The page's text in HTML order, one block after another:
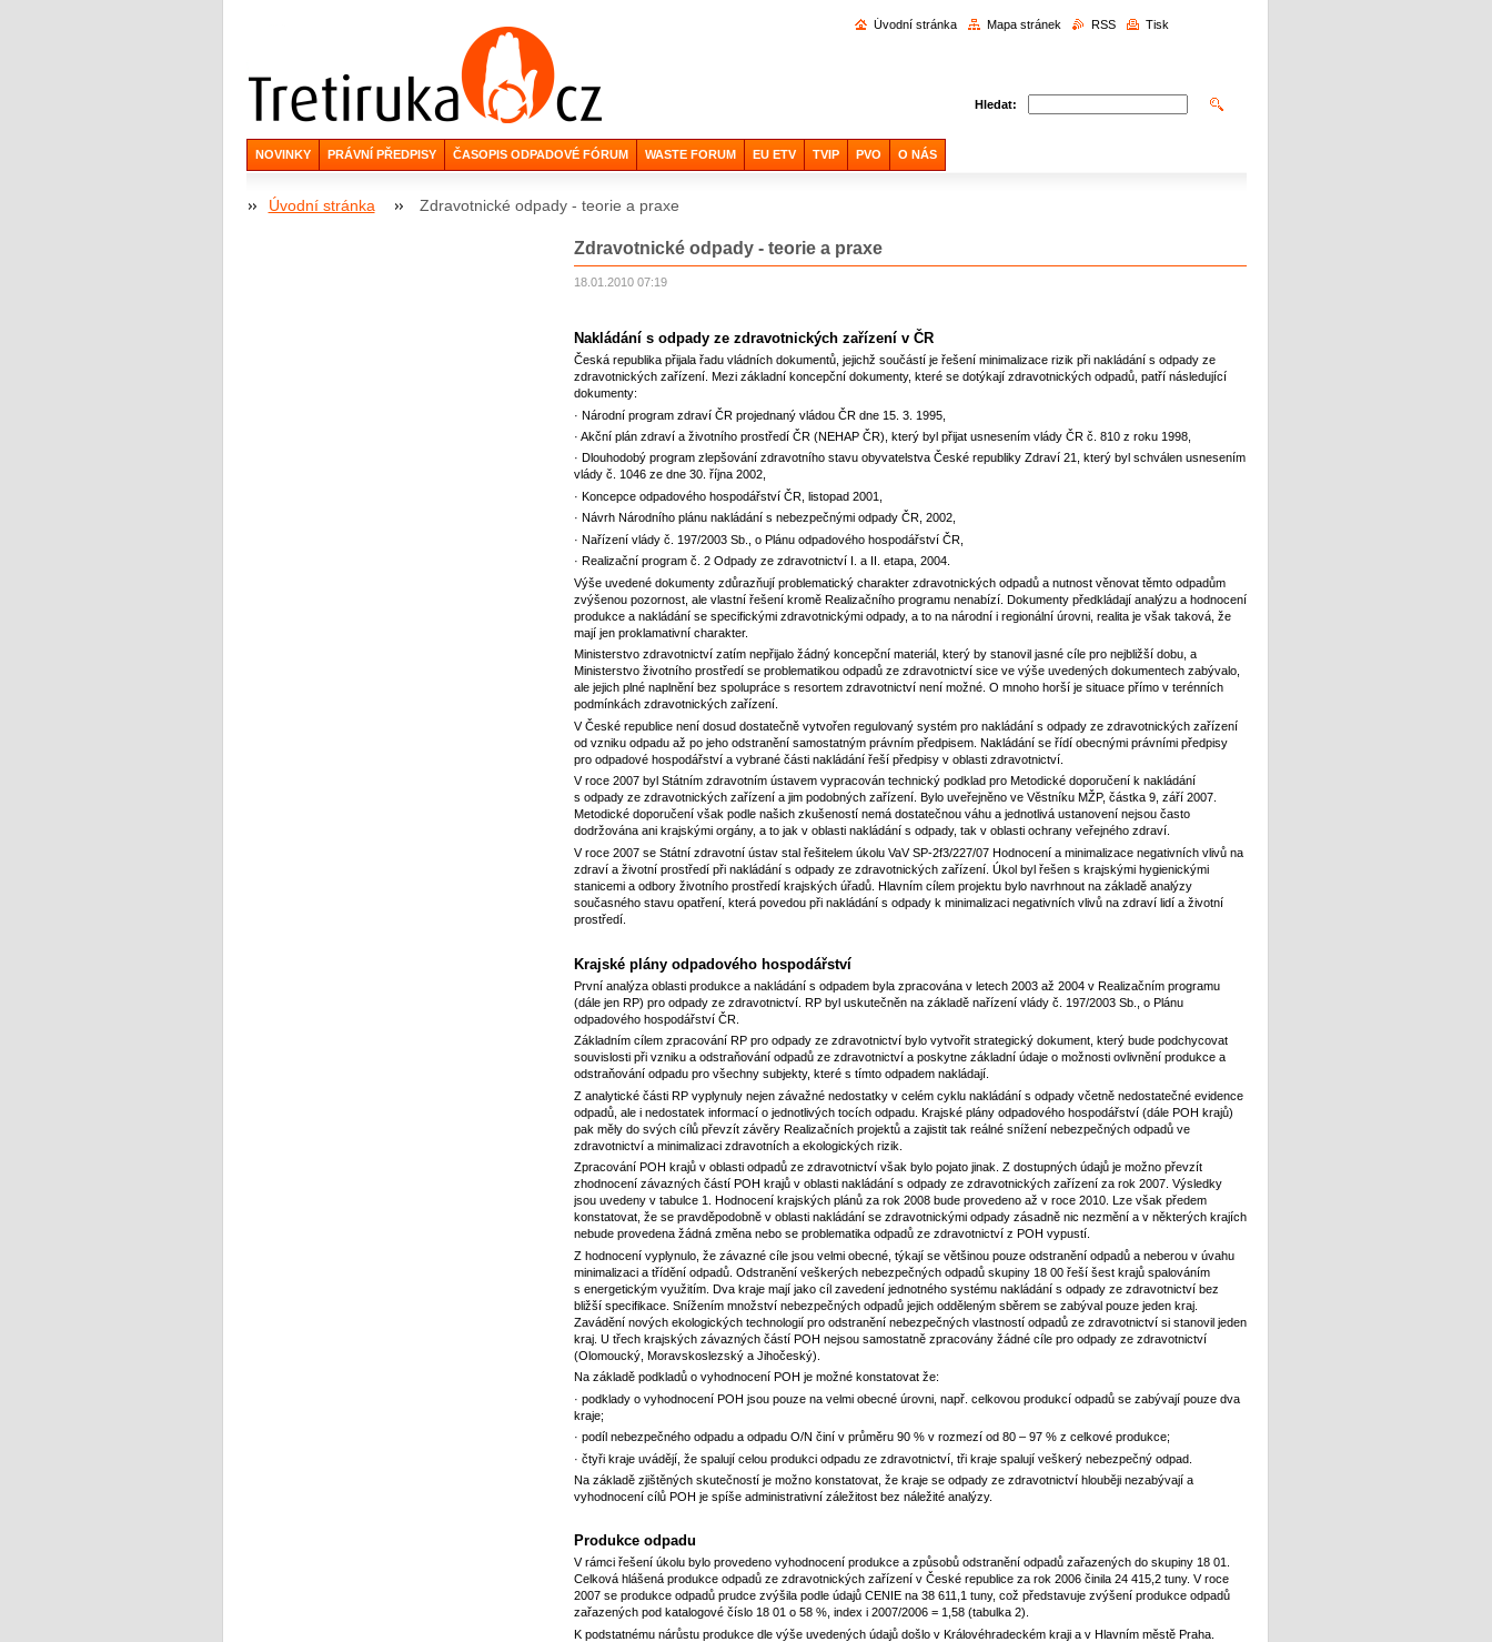
Hledat:
Úvodní stránka Mapa stránek RSS Tisk
NOVINKY PRÁVNÍ PŘEDPISY ČASOPIS ODPADOVÉ FÓRUM WASTE FORUM EU ETV TVIP PVO O NÁS
Úvodní stránka Zdravotnické odpady - teorie a praxe
Zdravotnické odpady - teorie a praxe
18.01.2010 07:19
Nakládání s odpady ze zdravotnických zařízení v ČR
Česká republika přijala řadu vládních dokumentů, jejichž součástí je řešení minimalizace rizik při nakládání s odpady ze
zdravotnických zařízení. Mezi základní koncepční dokumenty, které se dotýkají zdravotnických odpadů, patří následující
dokumenty:
· Národní program zdraví ČR projednaný vládou ČR dne 15. 3. 1995,
· Akční plán zdraví a životního prostředí ČR (NEHAP ČR), který byl přijat usnesením vlády ČR č. 810 z roku 1998,
· Dlouhodobý program zlepšování zdravotního stavu obyvatelstva České republiky Zdraví 21, který byl schválen usnesením
vlády č. 1046 ze dne 30. října 2002,
· Koncepce odpadového hospodářství ČR, listopad 2001,
· Návrh Národního plánu nakládání s nebezpečnými odpady ČR, 2002,
· Nařízení vlády č. 197/2003 Sb., o Plánu odpadového hospodářství ČR,
· Realizační program č. 2 Odpady ze zdravotnictví I. a II. etapa, 2004.
Výše uvedené dokumenty zdůrazňují problematický charakter zdravotnických odpadů a nutnost věnovat těmto odpadům
zvýšenou pozornost, ale vlastní řešení kromě Realizačního programu nenabízí. Dokumenty předkládají analýzu a hodnocení
produkce a nakládání se specifickými zdravotnickými odpady, a to na národní i regionální úrovni, realita je však taková, že
mají jen proklamativní charakter.
Ministerstvo zdravotnictví zatím nepřijalo žádný koncepční materiál, který by stanovil jasné cíle pro nejbližší dobu, a
Ministerstvo životního prostředí se problematikou odpadů ze zdravotnictví sice ve výše uvedených dokumentech zabývalo,
ale jejich plné naplnění bez spolupráce s resortem zdravotnictví není možné. O mnoho horší je situace přímo v terénních
podmínkách zdravotnických zařízení.
V České republice není dosud dostatečně vytvořen regulovaný systém pro nakládání s odpady ze zdravotnických zařízení
od vzniku odpadu až po jeho odstranění samostatným právním předpisem. Nakládání se řídí obecnými právními předpisy
pro odpadové hospodářství a vybrané části nakládání řeší předpisy v oblasti zdravotnictví.
V roce 2007 byl Státním zdravotním ústavem vypracován technický podklad pro Metodické doporučení k nakládání
s odpady ze zdravotnických zařízení a jim podobných zařízení. Bylo uveřejněno ve Věstníku MŽP, částka 9, září 2007.
Metodické doporučení však podle našich zkušeností nemá dostatečnou váhu a jednotlivá ustanovení nejsou často
dodržována ani krajskými orgány, a to jak v oblasti nakládání s odpady, tak v oblasti ochrany veřejného zdraví.
V roce 2007 se Státní zdravotní ústav stal řešitelem úkolu VaV SP-2f3/227/07 Hodnocení a minimalizace negativních vlivů na
zdraví a životní prostředí při nakládání s odpady ze zdravotnických zařízení. Úkol byl řešen s krajskými hygienickými
stanicemi a odbory životního prostředí krajských úřadů. Hlavním cílem projektu bylo navrhnout na základě analýzy
současného stavu opatření, která povedou při nakládání s odpady k minimalizaci negativních vlivů na zdraví lidí a životní
prostředí.
Krajské plány odpadového hospodářství
První analýza oblasti produkce a nakládání s odpadem byla zpracována v letech 2003 až 2004 v Realizačním programu
(dále jen RP) pro odpady ze zdravotnictví. RP byl uskutečněn na základě nařízení vlády č. 197/2003 Sb., o Plánu
odpadového hospodářství ČR.
Základním cílem zpracování RP pro odpady ze zdravotnictví bylo vytvořit strategický dokument, který bude podchycovat
souvislosti při vzniku a odstraňování odpadů ze zdravotnictví a poskytne základní údaje o možnosti ovlivnění produkce a
odstraňování odpadu pro všechny subjekty, které s tímto odpadem nakládají.
Z analytické části RP vyplynuly nejen závažné nedostatky v celém cyklu nakládání s odpady včetně nedostatečné evidence
odpadů, ale i nedostatek informací o jednotlivých tocích odpadu. Krajské plány odpadového hospodářství (dále POH krajů)
pak měly do svých cílů převzít závěry Realizačních projektů a zajistit tak reálné snížení nebezpečných odpadů ve
zdravotnictví a minimalizaci zdravotních a ekologických rizik.
Zpracování POH krajů v oblasti odpadů ze zdravotnictví však bylo pojato jinak. Z dostupných údajů je možno převzít
zhodnocení závazných částí POH krajů v oblasti nakládání s odpady ze zdravotnických zařízení za rok 2007. Výsledky
jsou uvedeny v tabulce 1. Hodnocení krajských plánů za rok 2008 bude provedeno až v roce 2010. Lze však předem
konstatovat, že se pravděpodobně v oblasti nakládání se zdravotnickými odpady zásadně nic nezmění a v některých krajích
nebude provedena žádná změna nebo se problematika odpadů ze zdravotnictví z POH vypustí.
Z hodnocení vyplynulo, že závazné cíle jsou velmi obecné, týkají se většinou pouze odstranění odpadů a neberou v úvahu
minimalizaci a třídění odpadů. Odstranění veškerých nebezpečných odpadů skupiny 18 00 řeší šest krajů spalováním
s energetickým využitím. Dva kraje mají jako cíl zavedení jednotného systému nakládání s odpady ze zdravotnictví bez
bližší specifikace. Snížením množství nebezpečných odpadů jejich odděleným sběrem se zabýval pouze jeden kraj.
Zavádění nových ekologických technologií pro odstranění nebezpečných vlastností odpadů ze zdravotnictví si stanovil jeden
kraj. U třech krajských závazných částí POH nejsou samostatně zpracovány žádné cíle pro odpady ze zdravotnictví
(Olomoucký, Moravskoslezský a Jihočeský).
Na základě podkladů o vyhodnocení POH je možné konstatovat že:
· podklady o vyhodnocení POH jsou pouze na velmi obecné úrovni, např. celkovou produkcí odpadů se zabývají pouze dva
kraje;
· podíl nebezpečného odpadu a odpadu O/N činí v průměru 90 % v rozmezí od 80 – 97 % z celkové produkce;
· čtyři kraje uvádějí, že spalují celou produkci odpadu ze zdravotnictví, tři kraje spalují veškerý nebezpečný odpad.
Na základě zjištěných skutečností je možno konstatovat, že kraje se odpady ze zdravotnictví hlouběji nezabývají a
vyhodnocení cílů POH je spíše administrativní záležitost bez náležité analýzy.
Produkce odpadu
V rámci řešení úkolu bylo provedeno vyhodnocení produkce a způsobů odstranění odpadů zařazených do skupiny 18 01.
Celková hlášená produkce odpadů ze zdravotnických zařízení v České republice za rok 2006 činila 24 415,2 tuny. V roce
2007 se produkce odpadů prudce zvýšila podle údajů CENIE na 38 611,1 tuny, což představuje zvýšení produkce odpadů
zařazených pod katalogové číslo 18 01 o 58 %, index i 2007/2006 = 1,58 (tabulka 2).
K podstatnému nárůstu produkce dle výše uvedených údajů došlo v Královéhradeckém kraji a v Hlavním městě Praha.